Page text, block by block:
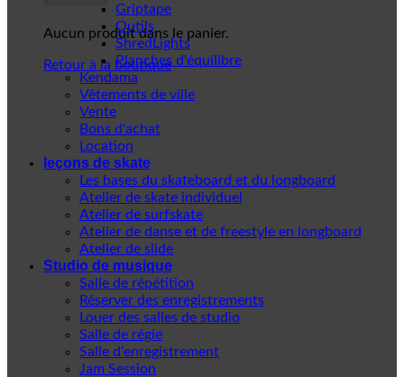
Aucun produit dans le panier.
Retour à la boutique
Griptape
Outils
ShredLights
Planches d'équilibre
Kendama
Vêtements de ville
Vente
Bons d'achat
Location
leçons de skate
Les bases du skateboard et du longboard
Atelier de skate individuel
Atelier de surfskate
Atelier de danse et de freestyle en longboard
Atelier de slide
Studio de musique
Salle de répétition
Réserver des enregistrements
Louer des salles de studio
Salle de régie
Salle d'enregistrement
Jam Session